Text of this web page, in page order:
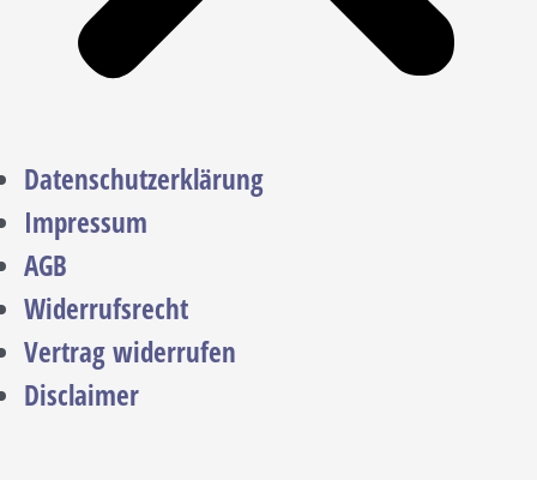
Datenschutzerklärung
Impressum
AGB
Widerrufsrecht
Vertrag widerrufen
Disclaimer